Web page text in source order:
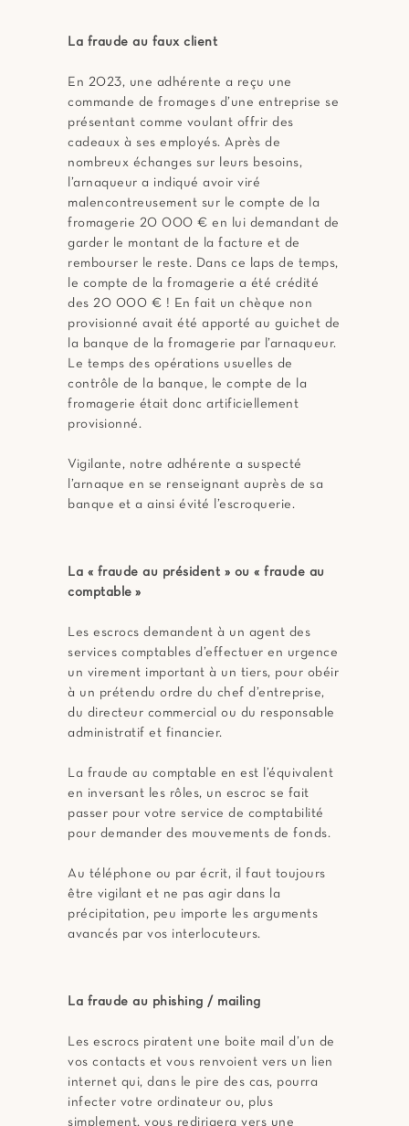
La fraude au faux client
En 2023, une adhérente a reçu une
commande de fromages d’une entreprise se
présentant comme voulant offrir des
cadeaux à ses employés. Après de
nombreux échanges sur leurs besoins,
l’arnaqueur a indiqué avoir viré
malencontreusement sur le compte de la
fromagerie 20 000 € en lui demandant de
garder le montant de la facture et de
rembourser le reste. Dans ce laps de temps,
le compte de la fromagerie a été crédité
des 20 000 € ! En fait un chèque non
provisionné avait été apporté au guichet de
la banque de la fromagerie par l’arnaqueur.
Le temps des opérations usuelles de
contrôle de la banque, le compte de la
fromagerie était donc artificiellement
provisionné.
Vigilante, notre adhérente a suspecté
l’arnaque en se renseignant auprès de sa
banque et a ainsi évité l’escroquerie.
La « fraude au président » ou « fraude au
comptable »
Les escrocs demandent à un agent des
services comptables d’effectuer en urgence
un virement important à un tiers, pour obéir
à un prétendu ordre du chef d’entreprise,
du directeur commercial ou du responsable
administratif et financier.
La fraude au comptable en est l’équivalent
en inversant les rôles, un escroc se fait
passer pour votre service de comptabilité
pour demander des mouvements de fonds.
Au téléphone ou par écrit, il faut toujours
être vigilant et ne pas agir dans la
précipitation, peu importe les arguments
avancés par vos interlocuteurs.
La fraude au phishing / mailing
Les escrocs piratent une boite mail d’un de
vos contacts et vous renvoient vers un lien
internet qui, dans le pire des cas, pourra
infecter votre ordinateur ou, plus
simplement, vous redirigera vers une